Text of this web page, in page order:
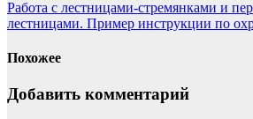
Работа с лестницами-стремянками и
лестницами. Пример инструкции по
Похожее
Добавить комментарий